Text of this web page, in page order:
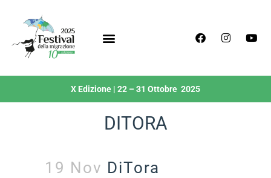
X Edizione | 22 – 31 Ottobre 2025
DITORA
19 Nov DiTora